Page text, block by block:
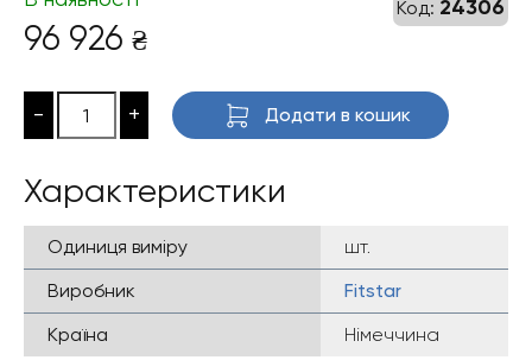
Код: 24306
96 926 ₴
- + Додати в кошик
Характеристики
Одиниця виміру
шт.
Виробник
Fitstar
Країна
Німеччина